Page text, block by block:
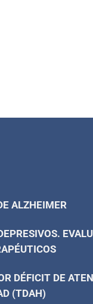
ALZHEIMER
DÉFICIT DE
(TDAH)